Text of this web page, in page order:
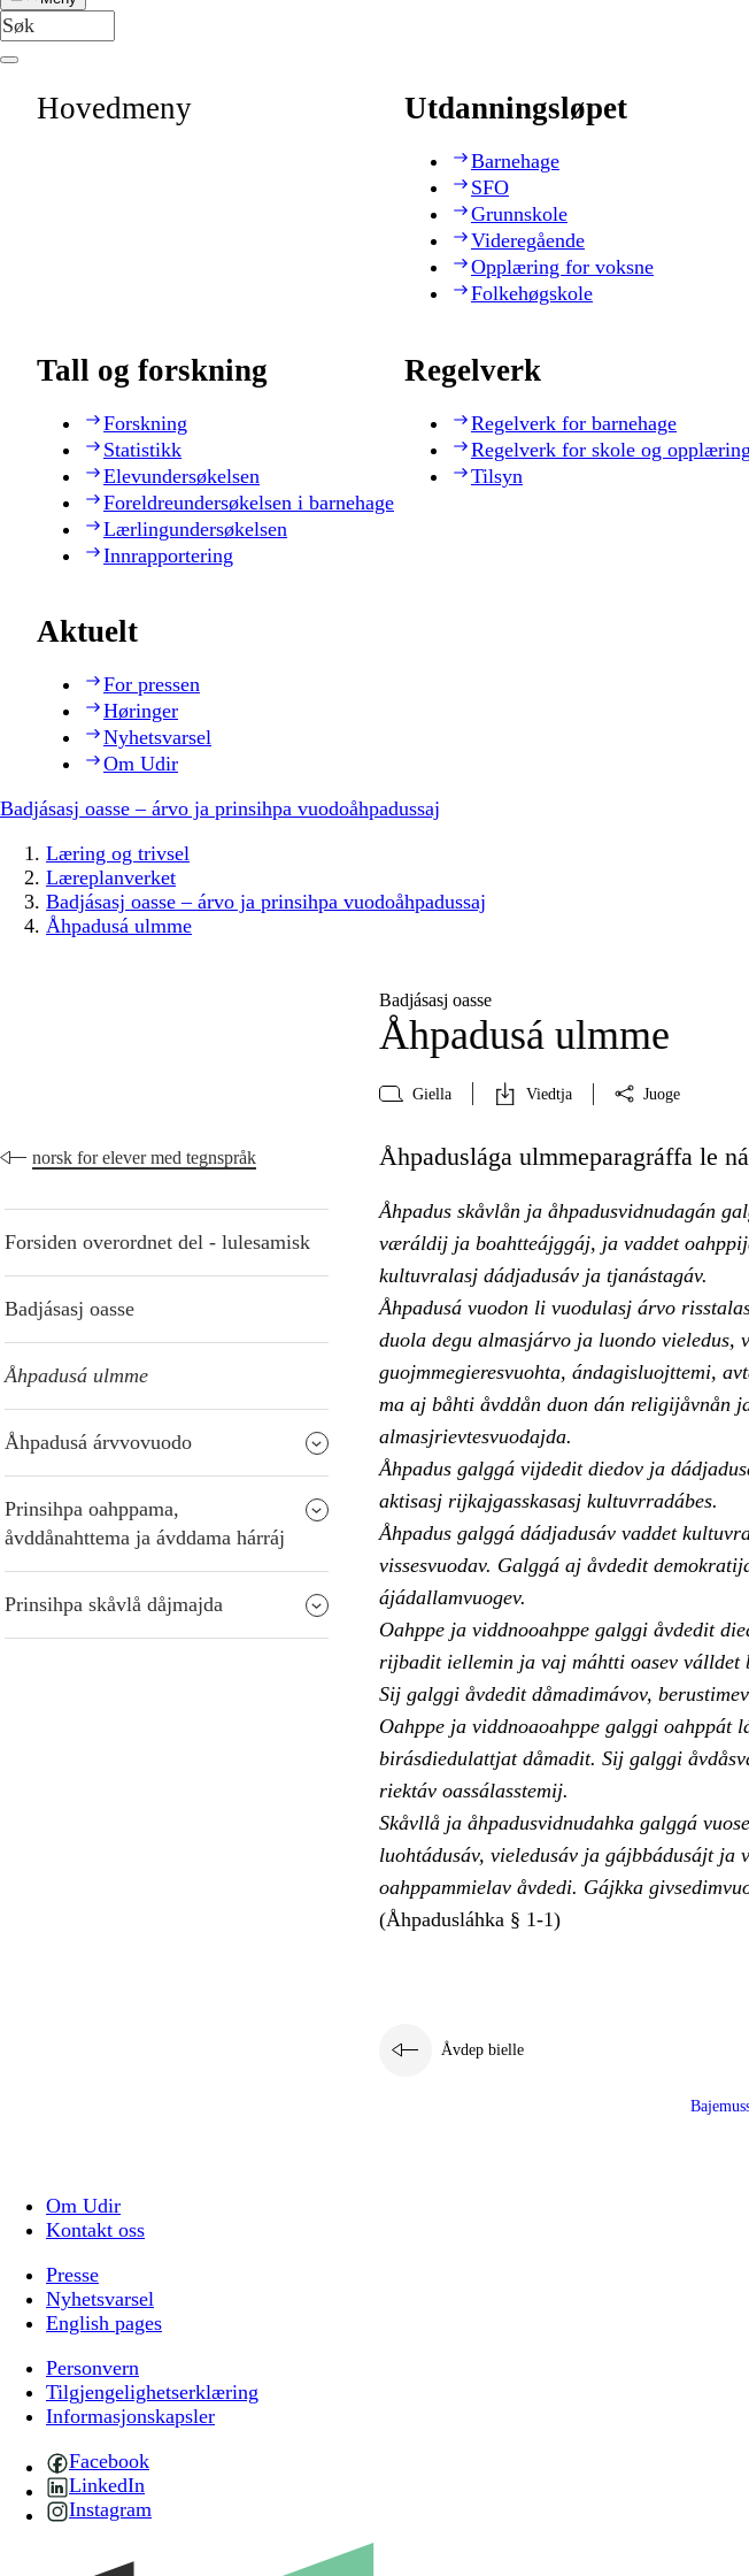
Hovedmeny Utdanningsløpet
Barnehage
SFO
Grunnskole
Videregående
Opplæring for voksne
Folkehøgskole
Tall og forskning
Forskning
Statistikk
Elevundersøkelsen
Foreldreundersøkelsen i barnehage
Lærlingundersøkelsen
Innrapportering
Regelverk
Regelverk for barnehage
Regelverk for skole og opplæring
Tilsyn
Aktuelt
For pressen
Høringer
Nyhetsvarsel
Om Udir
Badjásasj oasse – árvo ja prinsihpa vuodoåhpadussaj
Læring og trivsel
Læreplanverket
Badjásasj oasse – árvo ja prinsihpa vuodoåhpadussaj
Åhpadusá ulmme
Badjásasj oasse
Åhpadusá ulmme
Giella Viedtja Juoge
norsk for elever med tegnspråk
Forsiden overordnet del - lulesamisk
Badjásasj oasse
Åhpadusá ulmme
Åhpadusá árvvovuodo
Prinsihpa oahppama,
åvddånahttema ja ávddama hárráj
Prinsihpa skåvlå dåjmajda
Åhpaduslága ulmmeparagráffa le
Åhpadus skåvlån ja åhpadusvidnudagán
væráldij ja boahtteájggáj, ja vaddet
kultuvralasj dádjadusáv ja tjanástagáv.
Åhpadusá vuodon li vuodulasj árvo
duola degu almasjárvo ja luondo vieledus,
guojmmegieresvuohta, ándagisluojttemi,
ma aj båhti åvddån duon dán religijåvnån
almasjrievtesvuodajda.
Åhpadus galggá vijdedit diedov ja
aktisasj rijkajgasskasasj kultuvrradábes.
Åhpadus galggá dádjadusáv vaddet
vissesvuodav. Galggá aj åvdedit
ájádallamvuogev.
Oahppe ja viddnooahppe galggi åvdedit
rijbadit iellemin ja vaj máhtti oasev válldet
Sij galggi åvdedit dåmadimávov,
Oahppe ja viddnoaoahppe galggi
birásdiedulattjat dåmadit. Sij galggi
riektáv oassálasstemij.
Skåvllå ja åhpadusvidnudahka galggá
luohtádusáv, vieledusáv ja gájbbádusájt ja
oahppammielav åvdedi. Gájkka
(Åhpadusláhka § 1-1)
Åvdep bielle
Om Udir
Kontakt oss
Presse
Nyhetsvarsel
English pages
Personvern
Tilgjengelighetserklæring
Informasjonskapsler
Facebook
LinkedIn
Instagram